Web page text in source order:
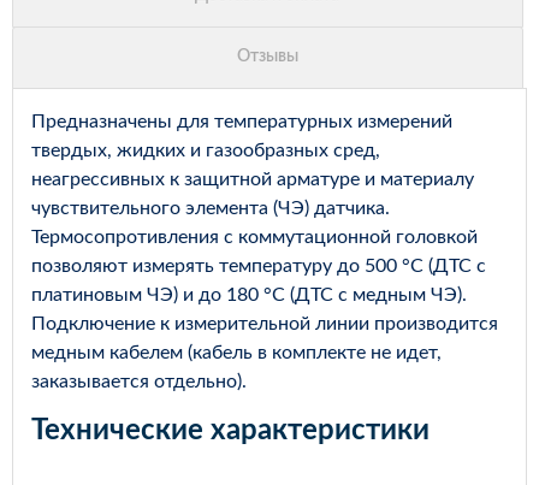
Предназначены для температурных измерений
твердых, жидких и газообразных сред,
неагрессивных к защитной арматуре и материалу
чувствительного элемента (ЧЭ) датчика.
Термосопротивления с коммутационной головкой
позволяют измерять температуру до 500 °С (ДТС с
платиновым ЧЭ) и до 180 °С (ДТС с медным ЧЭ).
Подключение к измерительной линии производится
медным кабелем (кабель в комплекте не идет,
заказывается отдельно).
Технические характеристики